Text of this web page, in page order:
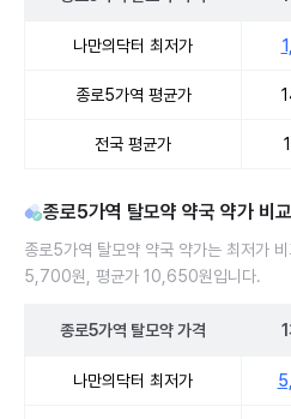
나만의닥터 최저가
종로5가역 평균가
전국 평균가
종로5가역 탈모약 약국 약가 비
종로5가역 탈모약 약국 약가는 최저가
5,700원, 평균가 10,650원입니다.
종로5가역 탈모약가격
나만의닥터 최저가